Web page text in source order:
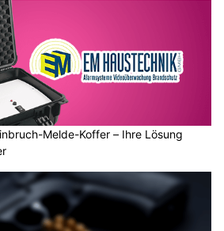
Melde-Koffer – Ihre Lösung